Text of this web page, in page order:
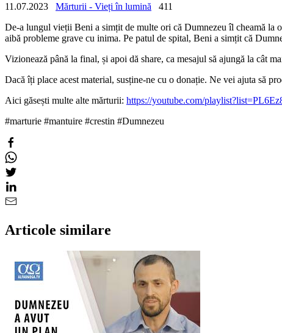
11.07.2023 Mărturii - Vieți în lumină
411
De-a lungul vieții Beni a simțit de multe ori că Dumnezeu îl cheamă la
aibă probleme grave cu inima. Pe patul de spital, Beni a simțit că
Vizionează până la final, și apoi dă share, ca mesajul să ajungă la cât
Dacă îți place acest material, susține-ne cu o donație. Ne vei ajuta să
Aici găsești multe alte mărturii: https://youtube.com/
#marturie #mantuire #crestin #Dumnezeu
Articole similare